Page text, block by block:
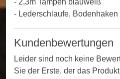
- 2,3m Tampen blauweiß
- Lederschlaufe, Bodenhaken
Kundenbewertungen
Leider sind noch keine
Sie der Erste, der das